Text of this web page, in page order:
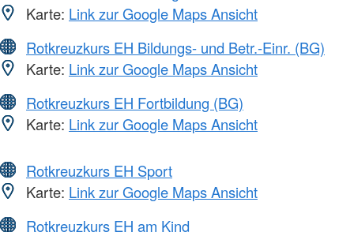
Karte: Link zur Google Maps Ansicht
Rotkreuzkurs EH Bildungs- und Betr.-Einr. (BG)
Karte: Link zur Google Maps Ansicht
Rotkreuzkurs EH Fortbildung (BG)
Karte: Link zur Google Maps Ansicht
Rotkreuzkurs EH Sport
Karte: Link zur Google Maps Ansicht
Rotkreuzkurs EH am Kind